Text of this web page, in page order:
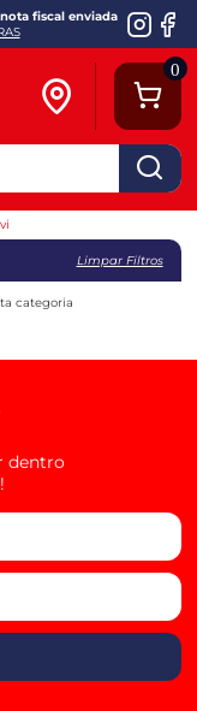
fiscal enviada
0
Limpar Filtros
categoria
dentro